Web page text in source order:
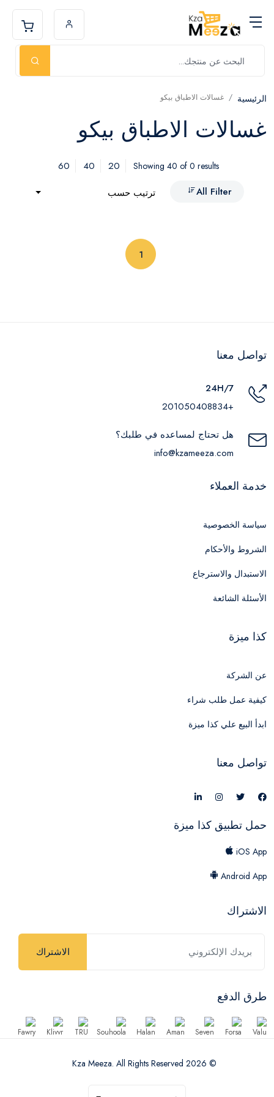
الرئيسية غسالات الاطباق بيكو
غسالات الاطباق بيكو
Showing 40 of 0 results
20
40
60
All Filter
ترتيب حسب
1
تواصل معنا
24H/7
+201050408834
هل تحتاج لمساعده في طلبك؟
info@kzameeza.com
خدمة العملاء
سياسة الخصوصية
الشروط والأحكام
الاستبدال والاسترجاع
الأسئلة الشائعة
كذا ميزة
عن الشركة
كيفية عمل طلب شراء
ابدأ البيع علي كذا ميزة
تواصل معنا
حمل تطبيق كذا ميزة
iOS App
Android App
الاشتراك
الاشتراك
طرق الدفع
© 2026 Kza Meeza. All Rights Reserved